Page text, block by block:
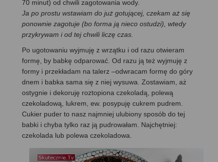
70 minut) od chwili zagotowania wody.
Ja po prostu wstawiam do już gotującej, czekam aż się
ponownie zagotuje (bo forma ją nieco ostudzi), wtedy
przykrywam i od tej chwili liczę czas.
Po ugotowaniu wyjmuję z wrzątku i od razu otwieram
formę, by babkę odparować. Od razu ją też wyjmuję z
formy i przekładam na talerz –odwracam formę do góry
dnem i babka sama się z niej wysuwa. Zostawiam, aż
ostygnie i dekoruję roztopiona czekoladą, polewą
czekoladową, lukrem, ew. posypuję cukrem pudrem.
Cukier puder to nasz najmniej ulubiony sposób do tej
babki i chyba tylko raz ją pudrowałam. Najchętniej:
czekolada lub polewa czekoladowa.